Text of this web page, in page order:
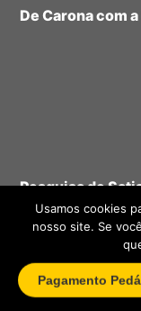
De Carona com
Pesquisa de
Relatórios
Relatórios –
Pagamento
Usamos cookies
nosso site. Se